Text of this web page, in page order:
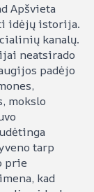
Apšvieta
idėjų istorija.
kanalų.
neatsirado
padėjo
mokslo
tarp
prie
kad